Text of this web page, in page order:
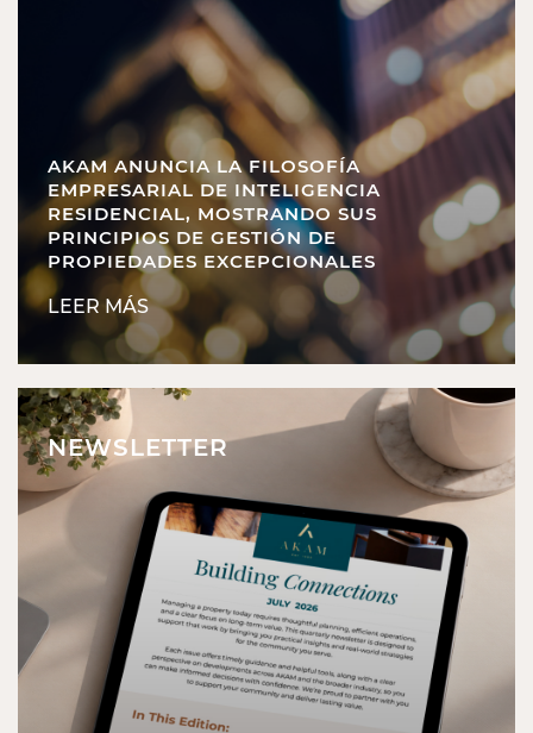
AKAM ANUNCIA LA FILOSOFÍA
EMPRESARIAL DE INTELIGENCIA
RESIDENCIAL, MOSTRANDO SUS
PRINCIPIOS DE GESTIÓN DE
PROPIEDADES EXCEPCIONALES
LEER MÁS
NEWSLETTER